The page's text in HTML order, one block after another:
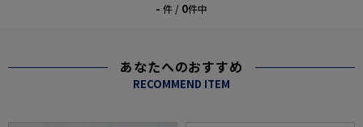
- 件 / 0件中
あなたへのおすすめ
RECOMMEND ITEM